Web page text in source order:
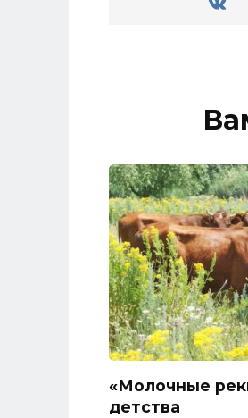
«Молочные
детства